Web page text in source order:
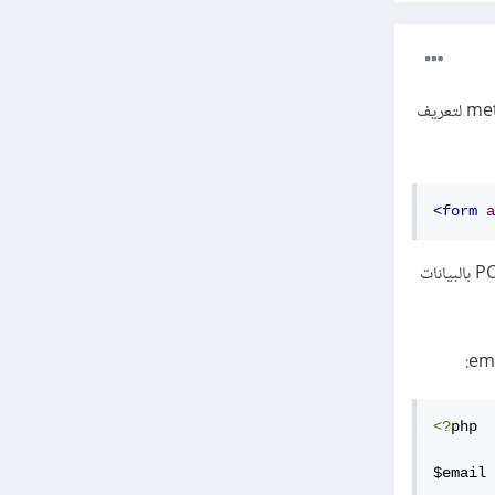
قم بوضع ملف contact.php وضعه على نفس مستوى هذا الملف، ثم قم بتصريح الخواص action و method لتعريف
<form
الآن بعد الضغط على زر submit وتقديم النموذج سيتم ارسال الطلب الى صفحة contact.php بطريقة POST بالبيانات
<?php
$email